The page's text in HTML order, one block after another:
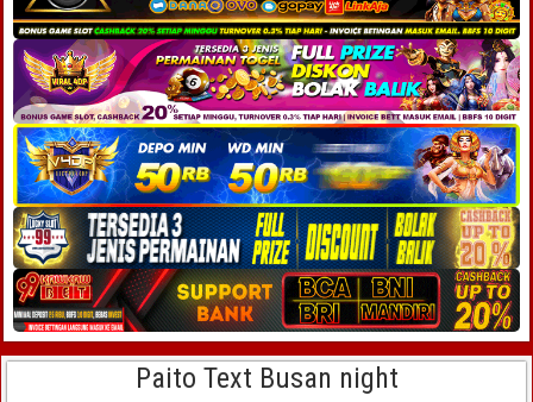
Paito Text Busan night